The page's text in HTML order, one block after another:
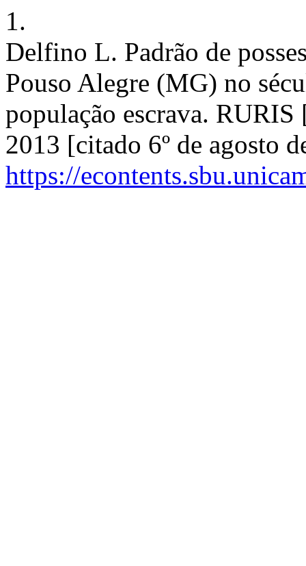
1.
Delfino L. Padrão de
Pouso Alegre (MG) no
população escrava.
2013 [citado 6º de agosto
https://